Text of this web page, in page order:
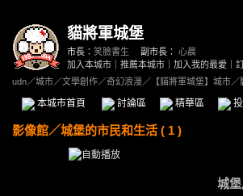
貓將軍城堡
市長： 笑臉書生 副市長： 心晨
加入本城市
推薦本城市 加入我的最愛
udn／城市／文學創作／奇幻浪漫／ 【貓將軍城堡】城市／
本城市首頁 討論區 精華區 投
影像館／城堡的市民和生活 ( 1 )
城